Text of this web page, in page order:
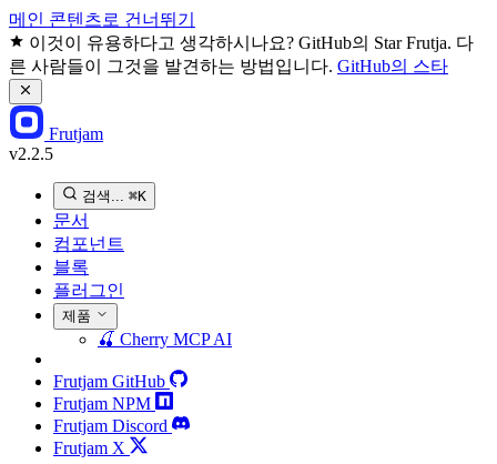
메인 콘텐츠로 건너뛰기
이것이 유용하다고 생각하시나요? GitHub의 Star Frutja. 다
른 사람들이 그것을 발견하는 방법입니다. GitHub의 스타
Frutjam
v2.2.5
검색... ⌘K
문서
컴포넌트
블록
플러그인
제품
🍒 Cherry MCPAI
Frutjam GitHub
Frutjam NPM
Frutjam Discord
Frutjam X